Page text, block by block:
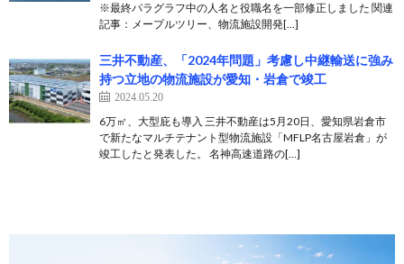
※最終パラグラフ中の人名と役職名を一部修正しました 関連
記事：メープルツリー、物流施設開発[…]
三井不動産、「2024年問題」考慮し中継輸送に強み
持つ立地の物流施設が愛知・岩倉で竣工
2024.05.20
6万㎡、大型庇も導入 三井不動産は5月20日、愛知県岩倉市
で新たなマルチテナント型物流施設「MFLP名古屋岩倉」が
竣工したと発表した。 名神高速道路の[…]